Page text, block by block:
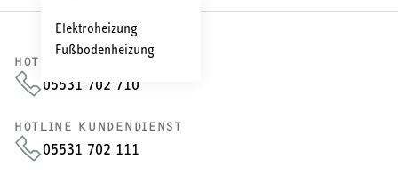
Elektroheizung
Fußbodenheizung
HOTLINE VERTRIEB
05531 702 710
HOTLINE KUNDENDIENST
05531 702 111